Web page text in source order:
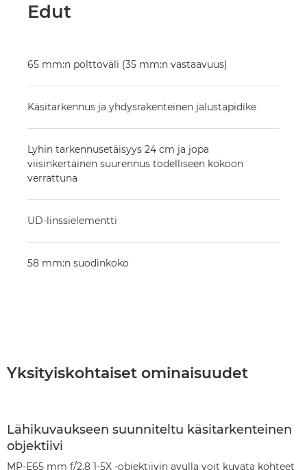
Edut
65 mm:n polttoväli (35 mm:n vastaavuus)
Käsitarkennus ja yhdysrakenteinen jalustapidike
Lyhin tarkennusetäisyys 24 cm ja jopa
viisinkertainen suurennus todelliseen kokoon
verrattuna
UD-linssielementti
58 mm:n suodinkoko
Yksityiskohtaiset ominaisuudet
Lähikuvaukseen suunniteltu käsitarkenteinen
objektiivi
MP-E65 mm f/2,8 1-5X -objektiivin avulla voit kuvata kohteet